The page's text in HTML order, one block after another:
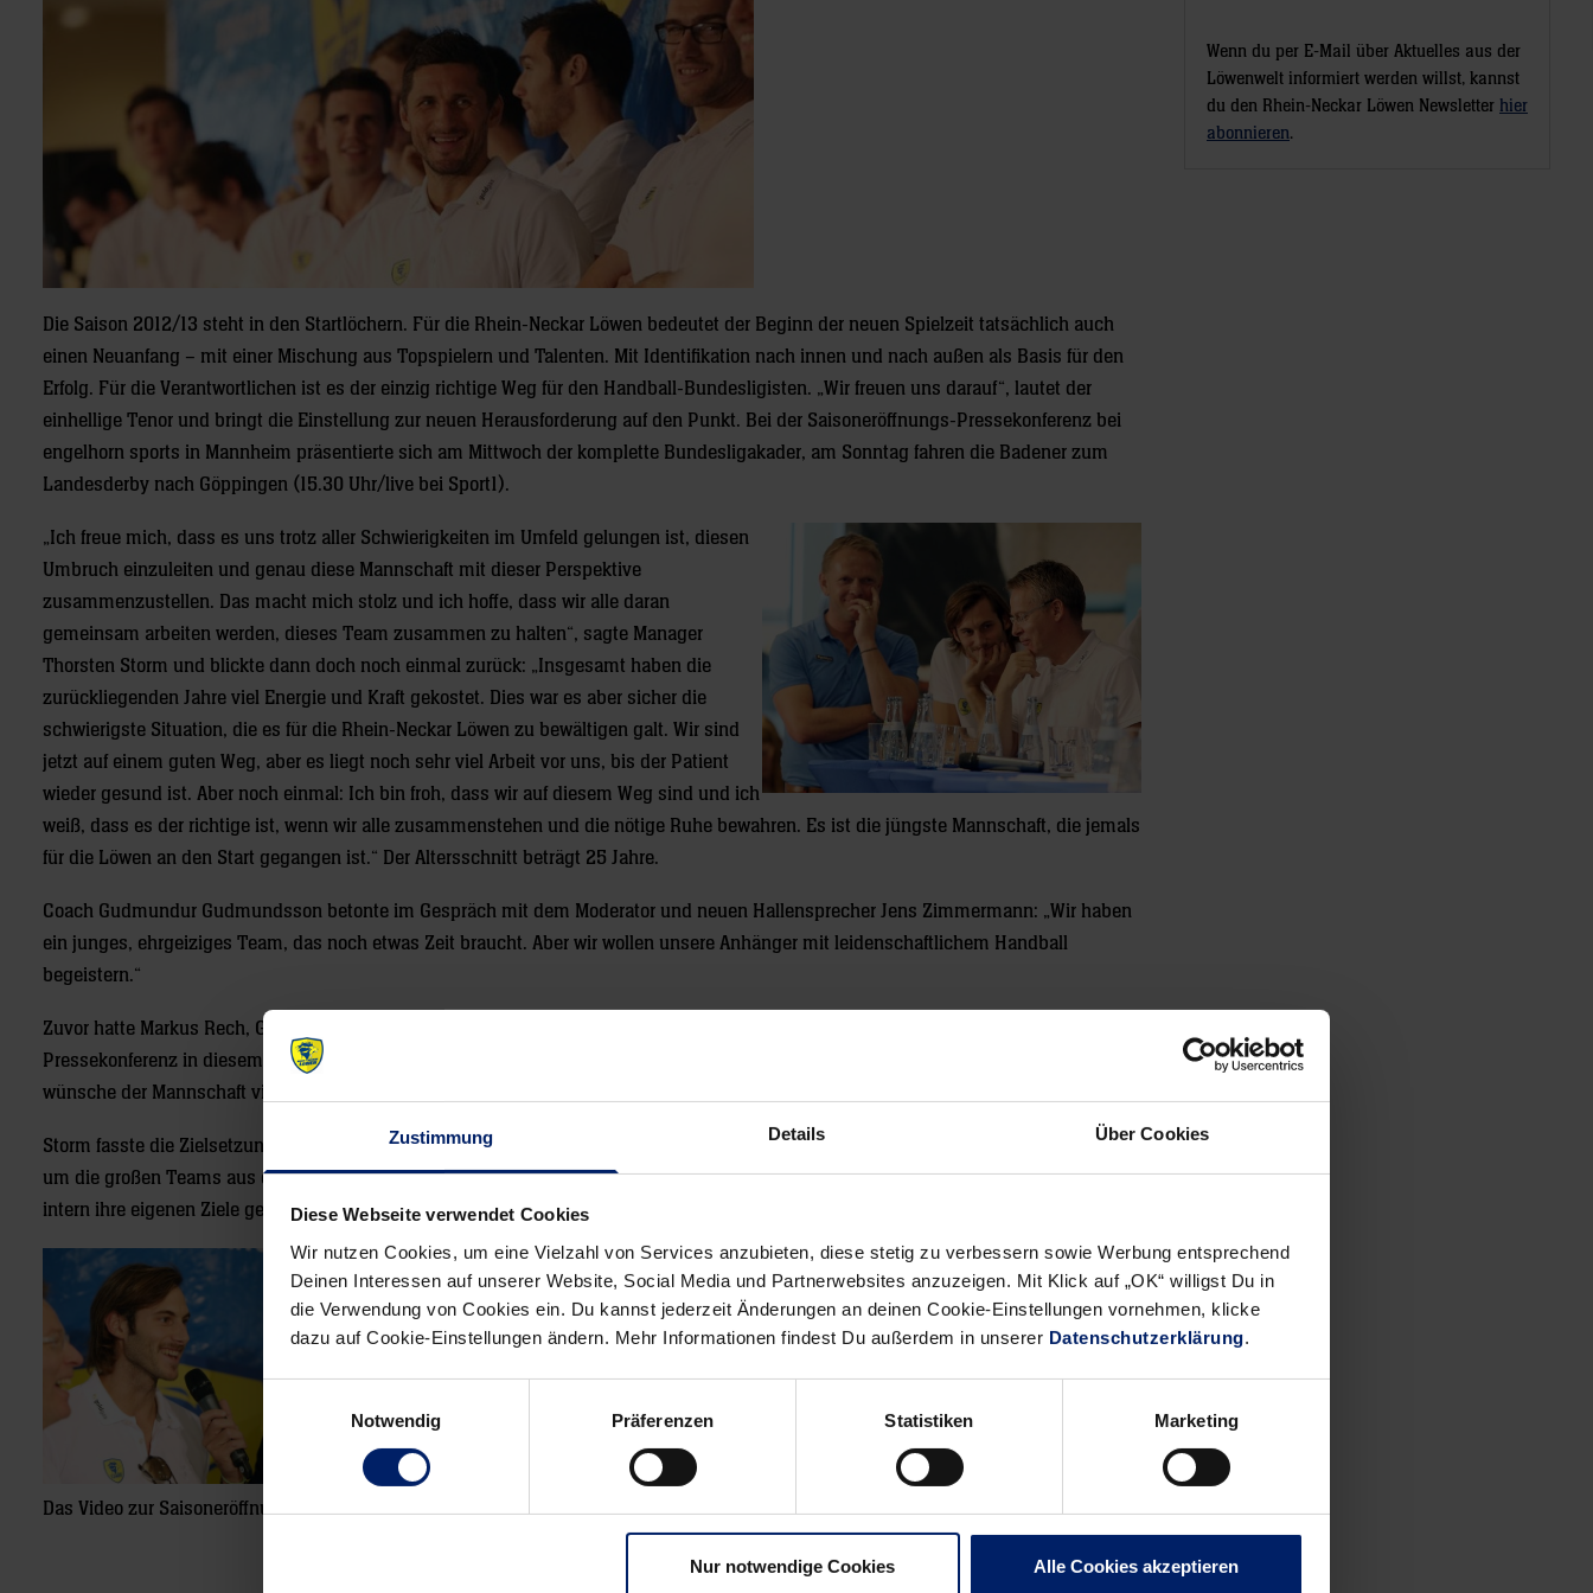
Zustimmung Details Über Cookies
Diese Webseite verwendet Cookies
Wir nutzen Cookies, um eine Vielzahl von Services anzubieten, diese stetig zu verbessern sowie Werbung entsprechend
Deinen Interessen auf unserer Website, Social Media und Partnerwebsites anzuzeigen. Mit Klick auf „OK“ willigst Du in
die Verwendung von Cookies ein. Du kannst jederzeit Änderungen an deinen Cookie-Einstellungen vornehmen, klicke
dazu auf Cookie-Einstellungen ändern. Mehr Informationen findest Du außerdem in unserer Datenschutzerklärung.
Notwendig
Präferenzen Statistiken Marketing
Nur notwendige Cookies Alle Cookies akzeptieren
Die Saison 2012/13 steht in den Startlöchern. Für die Rhein-Neckar Löwen bedeutet der Beginn der neuen Spielzeit tatsächlich auch
einen Neuanfang – mit einer Mischung aus Topspielern und Talenten. Mit Identifikation nach innen und nach außen als Basis für den
Erfolg. Für die Verantwortlichen ist es der einzig richtige Weg für den Handball-Bundesligisten. „Wir freuen uns darauf“, lautet der
einhellige Tenor und bringt die Einstellung zur neuen Herausforderung auf den Punkt. Bei der Saisoneröffnungs-Pressekonferenz bei
engelhorn sports in Mannheim präsentierte sich am Mittwoch der komplette Bundesligakader, am Sonntag fahren die Badener zum
Landesderby nach Göppingen (15.30 Uhr/live bei Sport1).
„Ich freue mich, dass es uns trotz aller Schwierigkeiten im Umfeld gelungen ist, diesen
Umbruch einzuleiten und genau diese Mannschaft mit dieser Perspektive
zusammenzustellen. Das macht mich stolz und ich hoffe, dass wir alle daran
gemeinsam arbeiten werden, dieses Team zusammen zu halten“, sagte Manager
Thorsten Storm und blickte dann doch noch einmal zurück: „Insgesamt haben die
zurückliegenden Jahre viel Energie und Kraft gekostet. Dies war es aber sicher die
schwierigste Situation, die es für die Rhein-Neckar Löwen zu bewältigen galt. Wir sind
jetzt auf einem guten Weg, aber es liegt noch sehr viel Arbeit vor uns, bis der Patient
wieder gesund ist. Aber noch einmal: Ich bin froh, dass wir auf diesem Weg sind und ich
weiß, dass es der richtige ist, wenn wir alle zusammenstehen und die nötige Ruhe bewahren. Es ist die jüngste Mannschaft, die jemals
für die Löwen an den Start gegangen ist.“ Der Altersschnitt beträgt 25 Jahre.
Coach Gudmundur Gudmundsson betonte im Gespräch mit dem Moderator und neuen Hallensprecher Jens Zimmermann: „Wir haben
ein junges, ehrgeiziges Team, das noch etwas Zeit braucht. Aber wir wollen unsere Anhänger mit leidenschaftlichem Handball
begeistern.“
Zuvor hatte Markus Rech, Geschäftsführer von engelhorn sports, die Gäste im Sporthaus begrüßt, schließlich hat die öffentliche
Pressekonferenz in diesem Hause schon Tradition, bereits zum vierten Mal stellten sich die Löwen im N-Quadrat in Mannheim vor: „Ich
wünsche der Mannschaft viel Erfolg in der Spielzeit 2012/13“, so Rech.
Storm fasste die Zielsetzung des Klubs folgendermaßen zusammen: „Wir wollen guten Handball spielen und werden alles versuchen,
um die großen Teams aus der vergangenen Saison zu ärgern. Abgerechnet wird dann am Ende der Spielzeit. Die Mannschaft hat sich
intern ihre eigenen Ziele gesetzt. Schaffen wir diese, werden alle zufrieden mit den Löwen sein.“
Kapitän Uwe Gensheimer unterstrich die gute Stimmung im Team, weiß aber auch, was
am Sonntag zum Saisonstart auf die Löwen zukommt: „Wir sind erst seit wenigen Tagen
komplett, das wird nicht einfach nach nur zehn Tagen mit voller Kapelle nach Göppingen
Für den Isländer haben die Schwaben das Potenzial zur Überraschungsmannschaft zu
werden. Für den ein oder anderen Coup sorgen – das wollen die Löwen auch.
Das Video zur Saisoneröffnungs-Pressekonferenz finden Siehier.
Wenn du per E-Mail über Aktuelles aus der
Löwenwelt informiert werden willst, kannst
du den Rhein-Neckar Löwen Newsletter hier
abonnieren.